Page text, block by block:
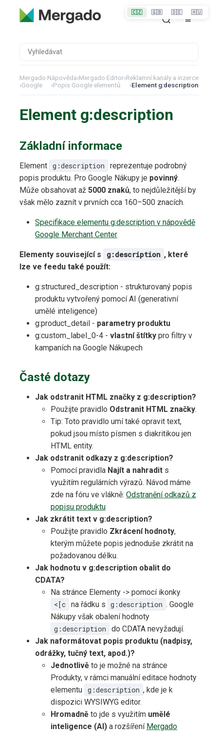
Mergado Nápověda›Mergado Editor›Reklamní kanály a inzerce
›Google ›Popis Google elementů ›Element g:description
Element g:description
Základní informace
Element g:description
reprezentuje podrobný
popis produktu. Pro Google Nákupy je povinný.
Může obsahovat až 5000 znaků, to nejdůležitější by
však mělo zaznít v prvních cca 160–500 znacích.
Specifikace elementu g:description v nápovědě
Google Merchant Center
Elementy související s g:description , které
lze ve feedu také použít:
g:structured_description - strukturovaný popis
produktu vytvořený pomocí AI (generativní
umělé inteligence)
g:product_detail - parametry produktu
g:custom_label_0-4 - vlastní štítky pro filtry v
kampaních na Google Nákupech
Časté dotazy
Jak odstranit HTML značky z g:description?
Použijte pravidlo Odstranit HTML značky.
Tip: Toto pravidlo umí také opravit text,
pokud jsou místo písmen s diakritikou jen
HTML entity.
Jak odstranit odkazy z g:description?
Pomocí pravidla Najít a nahradit s
využitím regulárních výrazů. Návod máme
zde na fóru ve vlákně: Odstranění odkazů z
popisu produktu
Jak zkrátit text v g:description?
Použijte pravidlo Zkrácení hodnoty,
kterým můžete popis jednoduše zkrátit na
požadovanou délku.
Jak hodnotu v g:description obalit do
CDATA?
Na stránce Elementy -> pomocí ikonky
<[c na řádku s g:description . Google
Nákupy však obalení hodnoty
g:description
do CDATA nevyžadují.
Jak naformátovat popis produktu (nadpisy,
odrážky, tučný text, apod.)?
Jednotlivě to je možné na stránce
Produkty, v rámci manuální editace hodnoty
elementu g:description , kde je k
dispozici WYSIWYG editor.
Hromadně to jde s využitím umělé
inteligence (AI) a rozšíření Mergado
🇨🇿 🇬🇧 🇩🇪 🇭🇺